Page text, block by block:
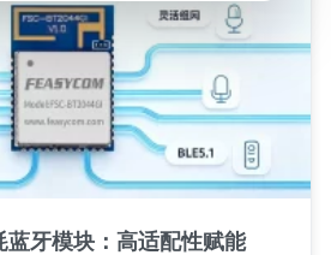
蓝牙模块：高适配性赋能